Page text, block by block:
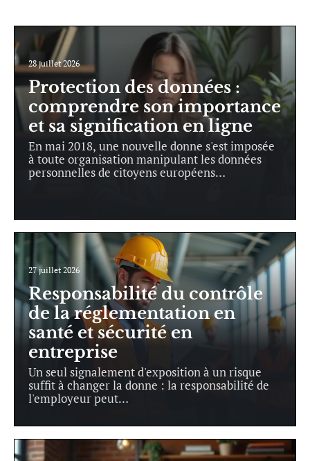
28 juillet 2026
Protection des données :
comprendre son importance
et sa signification en ligne
En mai 2018, une nouvelle donne s'est imposée
à toute organisation manipulant les données
personnelles de citoyens européens…
27 juillet 2026
Responsabilité du contrôle
de la réglementation en
santé et sécurité en
entreprise
Un seul signalement d'exposition à un risque
suffit à changer la donne : la responsabilité de
l'employeur peut…